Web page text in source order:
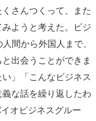
さんつくって、また
ようと考えた。ビジ
間から外国人まで、
出会うことができま
」「こんなビジネス
な話を繰り返したわ
オビジネスグルー